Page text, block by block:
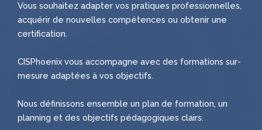
Vous souhaitez adapter vos pratiques professionnelles,
acquérir de nouvelles compétences ou obtenir une
certification.
CISPhoenix vous accompagne avec des formations sur-
mesure adaptées à vos objectifs.
Nous définissons ensemble un plan de formation, un
planning et des objectifs pédagogiques clairs.